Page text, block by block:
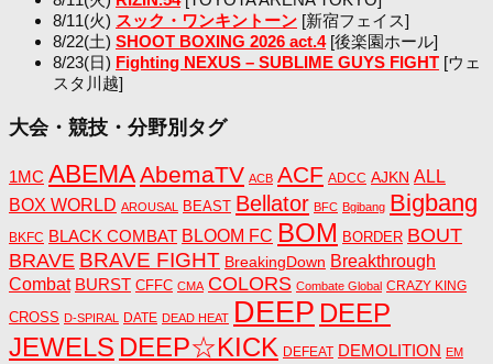
8/11(火) スック・ワンキントーン [新宿フェイス]
8/22(土) SHOOT BOXING 2026 act.4[後楽園ホール]
8/23(日) Fighting NEXUS – SUBLIME GUYS FIGHT [ウェ
スタ川越]
大会・競技・分野別タグ
1MC ABEMAAbemaTV ACB ACF ADCC AJKN ALL
BOX WORLD AROUSAL BEAST Bellator BFC Bgibang Bigbang
BKFC BLACK COMBAT BLOOM FC BOM BORDER BOUT
BRAVE BRAVE FIGHT BreakingDown Breakthrough
Combat BURST CFFC CMA COLORS Combate Global CRAZY KING
CROSS D-SPIRAL DATE DEAD HEAT DEEP DEEP
JEWELS DEEP☆KICK DEFEAT DEMOLITION EM